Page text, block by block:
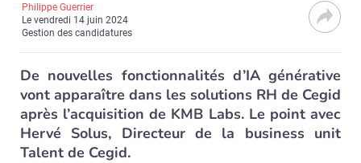
Philippe Guerrier
Levendredi 14 juin 2024
Gestion des candidatures
De nouvelles fonctionnalités d’IA générative
vont apparaître dans les solutions RH de Cegid
après l’acquisition de KMB Labs. Le point avec
Hervé Solus, Directeur de la business unit
Talent de Cegid.